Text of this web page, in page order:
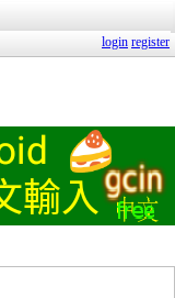
login register